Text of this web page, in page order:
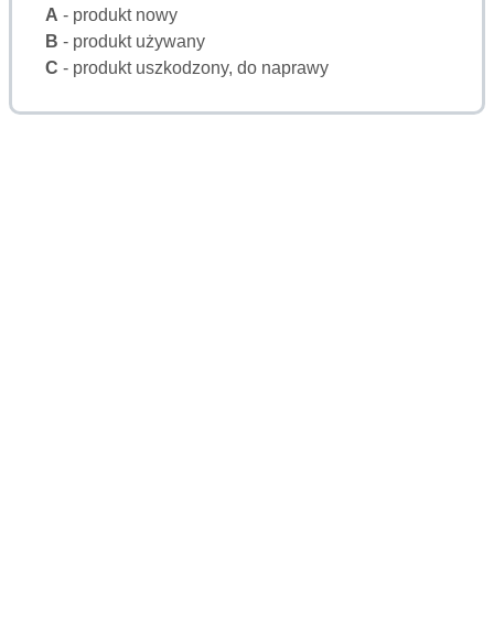
A - produkt nowy
B - produkt używany
C - produkt uszkodzony, do naprawy